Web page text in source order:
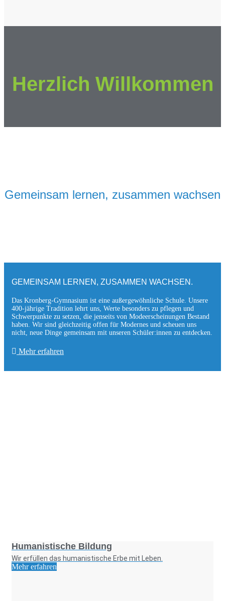
Herzlich Willkommen
Gemeinsam lernen, zusammen wachsen
GEMEINSAM LERNEN, ZUSAMMEN WACHSEN.
Das Kronberg-Gymnasium ist eine außergewöhnliche Schule. Unsere
400-jährige Tradition lehrt uns, Werte besonders zu pflegen und
Schwerpunkte zu setzen, die jen­seits von Modeerscheinungen Be­stand
haben. Wir sind gleichzeitig offen für Modernes und scheuen uns
nicht, neue Dinge gemeinsam mit unseren Schüler:innen zu entde­cken.
Mehr erfahren
Humanistische Bildung
Wir erfüllen das humanistische Erbe mit Leben.
Mehr erfahren